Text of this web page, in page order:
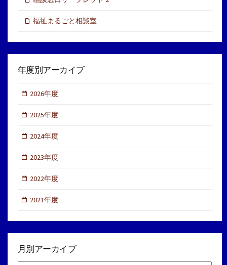
福祉まるごと相談室
年度別アーカイブ
2026年度
2025年度
2024年度
2023年度
2022年度
2021年度
月別アーカイブ